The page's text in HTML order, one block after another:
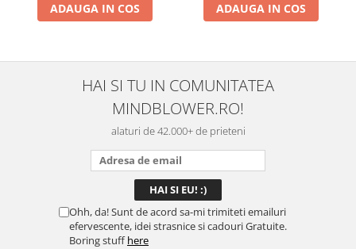
ADAUGA IN COS ADAUGA IN COS
HAI SI TU IN COMUNITATEA
MINDBLOWER.RO!
alaturi de 42.000+ de prieteni
Ohh, da! Sunt de acord sa-mi trimiteti emailuri
efervescente, idei strasnice si cadouri Gratuite.
Boring stuffhere